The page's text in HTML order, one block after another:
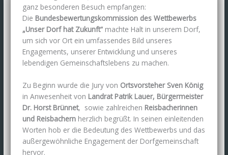
ganz besonderen Besuch empfangen:
Die Bundesbewertungskommission des Wettbewerbs
„Unser Dorf hat Zukunft“ machte Halt in unserem Dorf,
um sich vor Ort ein umfassendes Bild unseres
Engagements, unserer Entwicklung und unseres
lebendigen Gemeinschaftslebens zu machen.
Zu Beginn wurde die Jury von Ortsvorsteher Sven König
in Anwesenheit von Landrat Patrik Lauer, Bürgermeister
Dr. Horst Brünnet, sowie zahlreichen Reisbacherinnen
und Reisbachern herzlich begrüßt. In seinen einleitenden
Worten hob er die Bedeutung des Wettbewerbs und das
außergewöhnliche Engagement der Dorfgemeinschaft
hervor.